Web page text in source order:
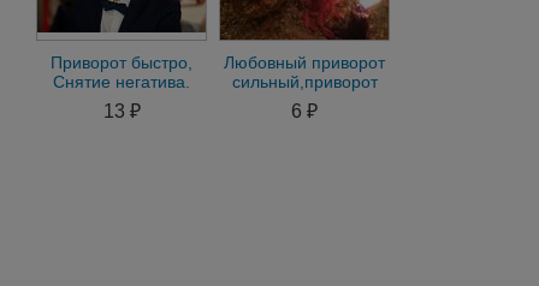
Приворот быстро,
Снятие негатива.
порчи. Гадание на
Таро. Верну любовь
13 ₽
Любовный приворот
сильный,приворот
без
последствий,Таро.гадание.
6 ₽